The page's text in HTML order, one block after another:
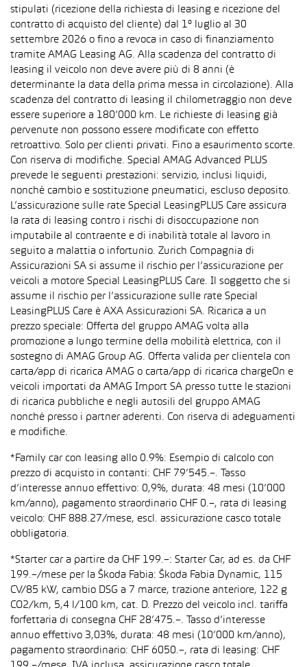
stipulati (ricezione della richiesta di leasing e ricezione del
contratto di acquisto del cliente) dal 1° luglio al 30
settembre 2026 o fino a revoca in caso di finanziamento
tramite AMAG Leasing AG. Alla scadenza del contratto di
leasing il veicolo non deve avere più di 8 anni (è
determinante la data della prima messa in circolazione). Alla
scadenza del contratto di leasing il chilometraggio non deve
essere superiore a 180’000 km. Le richieste di leasing già
pervenute non possono essere modificate con effetto
retroattivo. Solo per clienti privati. Fino a esaurimento scorte.
Con riserva di modifiche. Special AMAG Advanced PLUS
prevede le seguenti prestazioni: servizio, inclusi liquidi,
nonché cambio e sostituzione pneumatici, escluso deposito.
L’assicurazione sulle rate Special LeasingPLUS Care assicura
la rata di leasing contro i rischi di disoccupazione non
imputabile al contraente e di inabilità totale al lavoro in
seguito a malattia o infortunio. Zurich Compagnia di
Assicurazioni SA si assume il rischio per l’assicurazione per
veicoli a motore Special LeasingPLUS Care. Il soggetto che si
assume il rischio per l’assicurazione sulle rate Special
LeasingPLUS Care è AXA Assicurazioni SA. Ricarica a un
prezzo speciale: Offerta del gruppo AMAG volta alla
promozione a lungo termine della mobilità elettrica, con il
sostegno di AMAG Group AG. Offerta valida per clientela con
carta/app di ricarica AMAG o carta/app di ricarica chargeOn e
veicoli importati da AMAG Import SA presso tutte le stazioni
di ricarica pubbliche e negli autosili del gruppo AMAG
nonché presso i partner aderenti. Con riserva di adeguamenti
e modifiche.
*Family car con leasing allo 0.9%: Esempio di calcolo con
prezzo di acquisto in contanti: CHF 79’545.–. Tasso
d’interesse annuo effettivo: 0,9%, durata: 48 mesi (10’000
km/anno), pagamento straordinario CHF 0.–, rata di leasing
veicolo: CHF 888.27/mese, escl. assicurazione casco totale
obbligatoria.
*Starter car a partire da CHF 199.–: Starter Car, ad es. da CHF
199.–/mese per la Škoda Fabia: Škoda Fabia Dynamic, 115
CV/85 kW, cambio DSG a 7 marce, trazione anteriore, 122 g
CO2/km, 5,4 l/100 km, cat. D. Prezzo del veicolo incl. tariffa
forfettaria di consegna CHF 28’475.–. Tasso d’interesse
annuo effettivo 3,03%, durata: 48 mesi (10’000 km/anno),
pagamento straordinario: CHF 6050.–, rata di leasing: CHF